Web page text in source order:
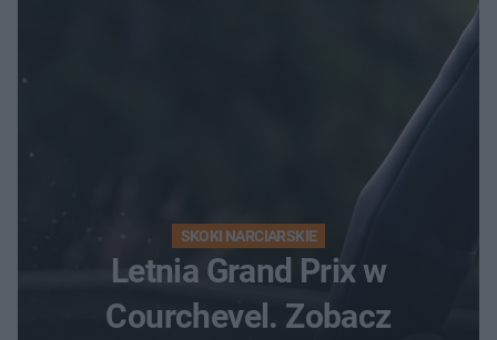
SKOKI NARCIARSKIE
Letnia Grand Prix w
Courchevel. Zobacz